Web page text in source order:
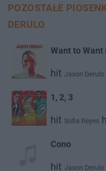
POZOSTAŁE
DERULO
Want to Want
hit Jason Derulo
1, 2, 3
hit Sofia Reyes
Cono
hit Jason Derulo